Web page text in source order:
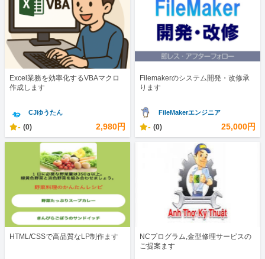
Excel業務を効率化するVBAマクロ
作成します
CJゆうたん
- (0) 2,980円
Filemakerのシステム開発・改修承
ります
FileMakerエンジニア
- (0) 25,000円
HTML/CSSで高品質なLP制作ます
NCプログラム,金型修理サービスの
ご提案ます